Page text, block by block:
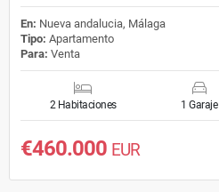
En: Nueva andalucia, Málaga
Tipo: Apartamento
Para: Venta
2 Habitaciones 1 Garaje
€460.000 EUR